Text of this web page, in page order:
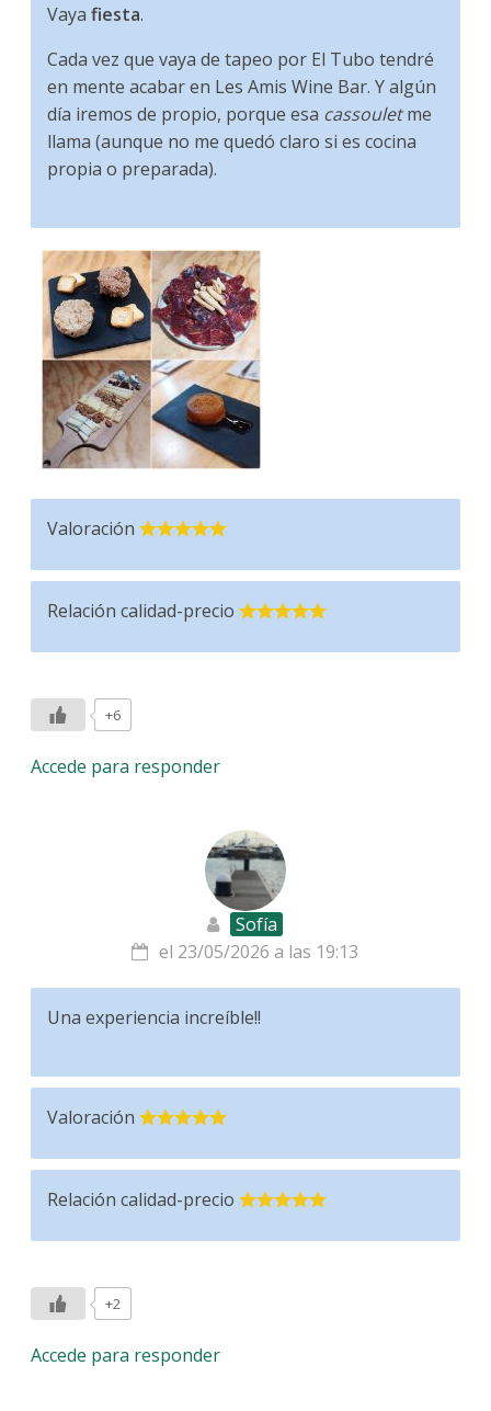
Vayafiesta.
Cada vez que vaya de tapeo por El Tubo tendré
en mente acabar en Les Amis Wine Bar. Y algún
día iremos de propio, porque esa cassouletme
llama (aunque no me quedó claro si es cocina
propia o preparada).
Valoración
Relación calidad-precio
+6
Accede para responder
Sofía
el 23/05/2026 a las 19:13
Una experiencia increíble!!
Valoración
Relación calidad-precio
+2
Accede para responder